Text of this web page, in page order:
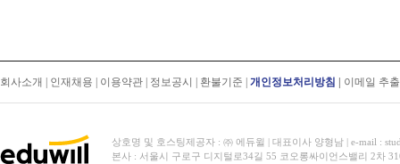
회사소개 인재채용 이용약관 정보공시 환불기준 개인정보처리방침 이메일 추
상호명 및 호스팅제공자 : ㈜ 에듀윌 | 대표이사 양형남 | e-mail :
본사 : 서울시 구로구 디지털로34길 55 코오롱싸이언스밸리 2차